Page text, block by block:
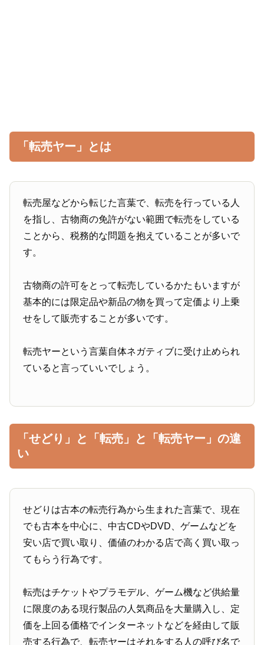
「転売ヤー」とは
転売屋などから転じた言葉で、転売を行っている人
を指し、古物商の免許がない範囲で転売をしている
ことから、税務的な問題を抱えていることが多いで
す。
古物商の許可をとって転売しているかたもいますが
基本的には限定品や新品の物を買って定価より上乗
せをして販売することが多いです。
転売ヤーという言葉自体ネガティブに受け止められ
ていると言っていいでしょう。
「せどり」と「転売」と「転売ヤー」の違
い
せどりは古本の転売行為から生まれた言葉で、現在
でも古本を中心に、中古CDやDVD、ゲームなどを
安い店で買い取り、価値のわかる店で高く買い取っ
てもらう行為です。
転売はチケットやプラモデル、ゲーム機など供給量
に限度のある現行製品の人気商品を大量購入し、定
価を上回る価格でインターネットなどを経由して販
売する行為で、転売ヤーはそれをする人の呼び名で